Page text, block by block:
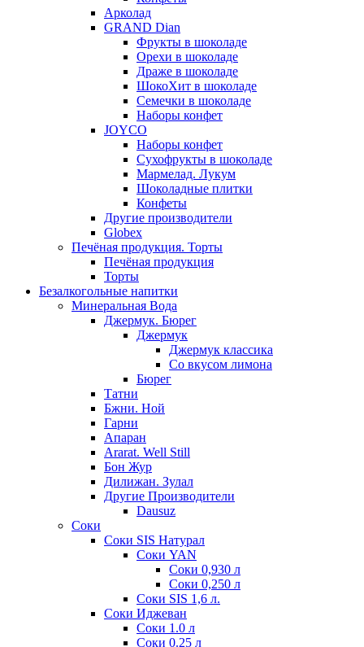
Арколад
GRAND Dian
Фрукты в шоколаде
Орехи в шоколаде
Драже в шоколаде
ШокоХит в шоколаде
Семечки в шоколаде
Наборы конфет
JOYCO
Наборы конфет
Сухофрукты в шоколаде
Мармелад. Лукум
Шоколадные плитки
Конфеты
Другие производители
Globex
Печёная продукция. Торты
Печёная продукция
Торты
Безалкогольные напитки
Минеральная Вода
Джермук. Бюрег
Джермук
Джермук классика
Со вкусом лимона
Бюрег
Татни
Бжни. Ной
Гарни
Апаран
Ararat. Well Still
Бон Жур
Дилижан. Зулал
Другие Производители
Dausuz
Соки
Соки SIS Натурал
Соки YAN
Соки 0,930 л
Соки 0,250 л
Соки SIS 1,6 л.
Соки Иджеван
Соки 1.0 л
Соки 0.25 л